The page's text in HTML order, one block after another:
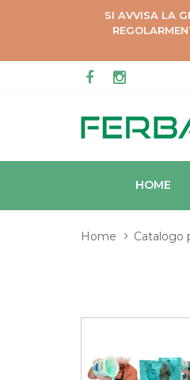
SI AVVISA LA
HOME
Home Catalogo